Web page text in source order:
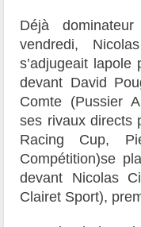
Déjà
vendredi,
s’adjugeait
devant David
Comte (Pussier
ses rivaux directs
Racing Cup,
Compétition)se
devant Nicolas
Clairet Sport),